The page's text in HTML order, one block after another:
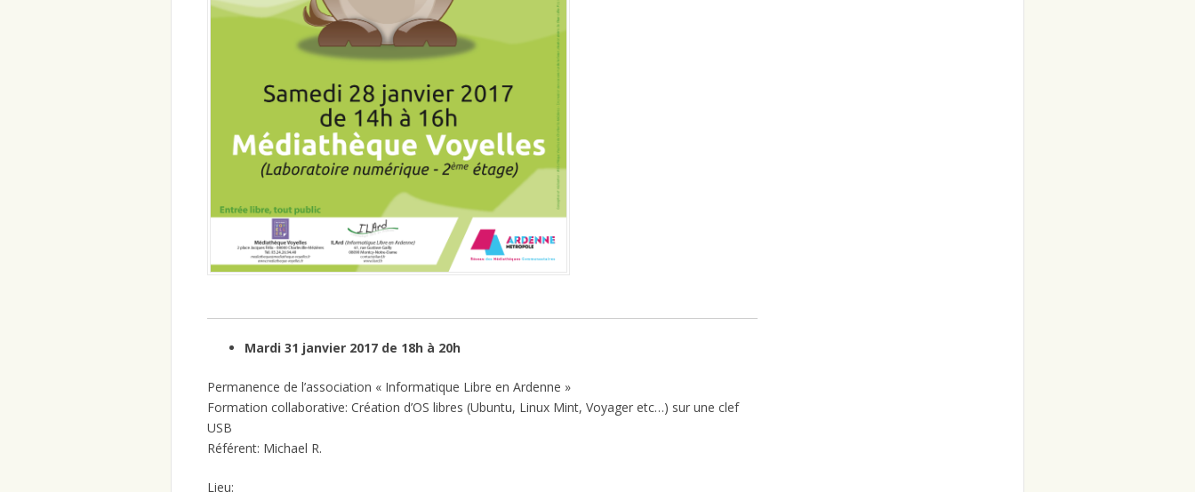
Mardi 31 janvier 2017 de 18h à 20h
Permanence de l’association « Informatique Libre en Ardenne »
Formation collaborative: Création d’OS libres (Ubuntu, Linux Mint, Voyager etc…) sur une clef
USB
Référent: Michael R.
Lieu: